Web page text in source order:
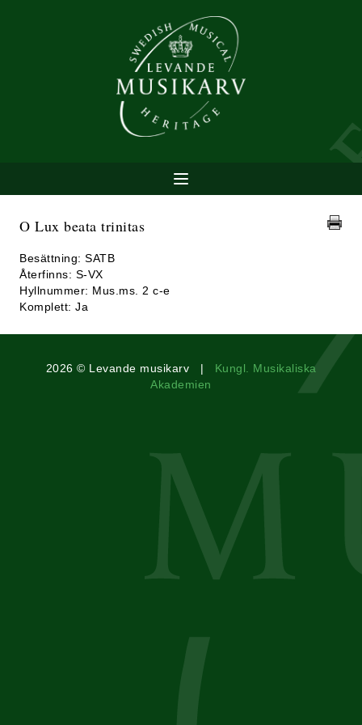
O Lux beata trinitas
Besättning: SATB
Återfinns: S-VX
Hyllnummer: Mus.ms. 2 c-e
Komplett: Ja
2026 © Levande musikarv | Kungl. Musikaliska
Akademien